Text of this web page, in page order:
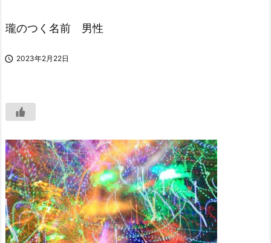
瓏のつく名前 男性
 2023年2月22日